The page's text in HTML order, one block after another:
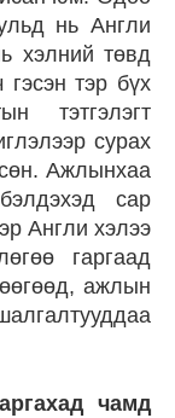
нь Англи
хэлний төвд
тэр бүх
тэтгэлэгт
сурах
Ажлынхаа
сар
Англи хэлээ
гаргаад
ажлын
чамд